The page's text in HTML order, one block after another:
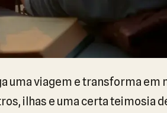
uma viagem e transforma em
ilhas e uma certa teimosia